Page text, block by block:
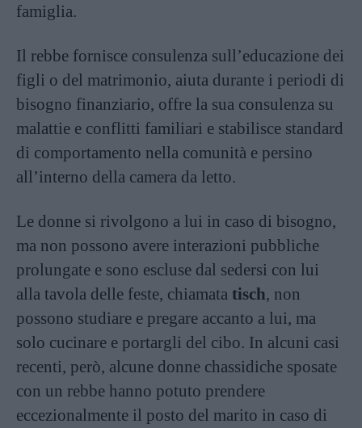
famiglia.
Il rebbe fornisce consulenza sull’educazione dei
figli o del matrimonio, aiuta durante i periodi di
bisogno finanziario, offre la sua consulenza su
malattie e conflitti familiari e stabilisce standard
di comportamento nella comunità e persino
all’interno della camera da letto.
Le donne si rivolgono a lui in caso di bisogno,
ma non possono avere interazioni pubbliche
prolungate e sono escluse dal sedersi con lui
alla tavola delle feste, chiamata tisch, non
possono studiare e pregare accanto a lui, ma
solo cucinare e portargli del cibo. In alcuni casi
recenti, però, alcune donne chassidiche sposate
con un rebbe hanno potuto prendere
eccezionalmente il posto del marito in caso di